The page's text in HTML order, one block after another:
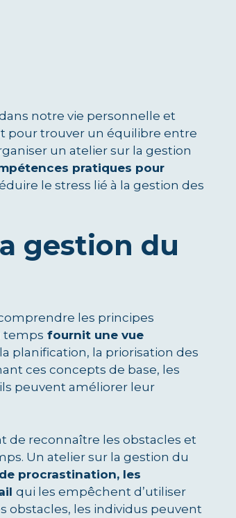
notre vie personnelle et
pour trouver un équilibre entre
un atelier sur la gestion
pratiques pour
le stress lié à la gestion des
gestion du
les principes
temps fournit une vue
planification, la priorisation des
ces concepts de base, les
peuvent améliorer leur
de reconnaître les obstacles et
Un atelier sur la gestion du
procrastination, les
qui les empêchent d’utiliser
obstacles, les individus peuvent